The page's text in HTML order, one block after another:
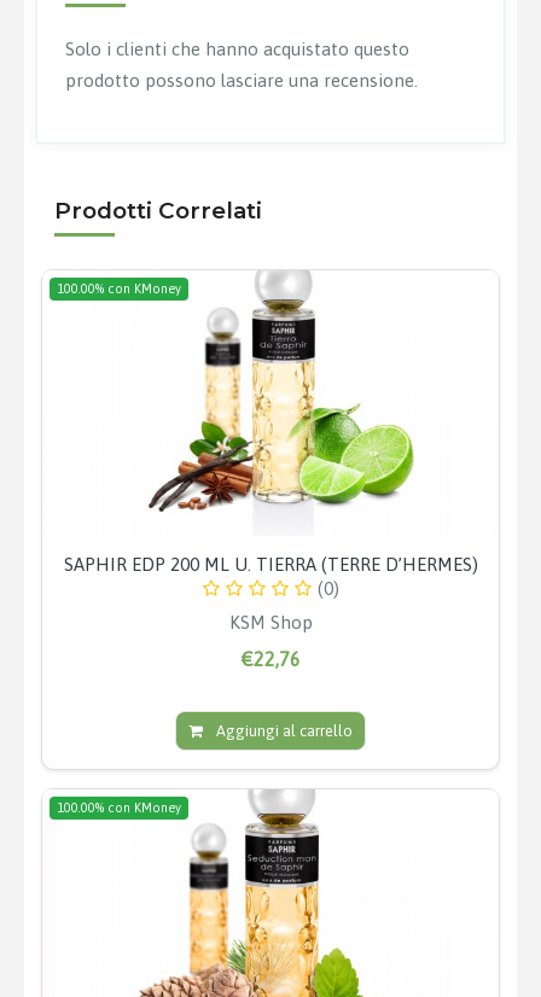
Solo i clienti che hanno acquistato questo
prodotto possono lasciare una recensione.
Prodotti Correlati
100.00% con KMoney
SAPHIR EDP 200 ML U. TIERRA (TERRE D’HERMES)
(0)
KSM Shop
€22,76
Aggiungi al carrello
100.00% con KMoney